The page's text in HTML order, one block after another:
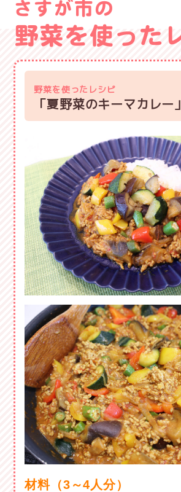
野菜を使ったレシピ
「夏野菜のキーマカレー」
材料（3～4人分）